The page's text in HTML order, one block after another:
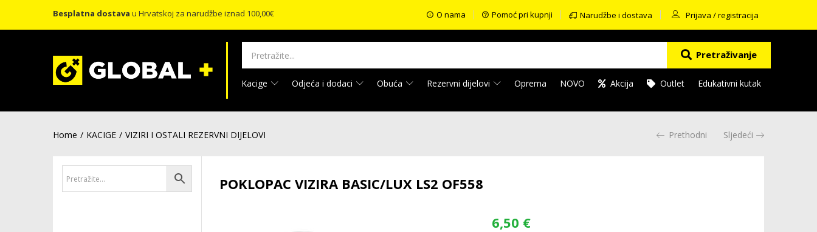
Besplatna dostava u Hrvatskoj za narudžbe iznad 100,00€ O nama Pomoć pri kupnji Narudžbe i dostava Prijava / registracija
Pretraživanje
Kacige Odjeća i dodaci Obuća Rezervni dijelovi Oprema NOVO Akcija Outlet Edukativni kutak
Home KACIGE VIZIRI I OSTALI REZERVNI DIJELOVI Prethodni Sljedeći
POKLOPAC VIZIRA BASIC/LUX LS2 OF558
6,50 €